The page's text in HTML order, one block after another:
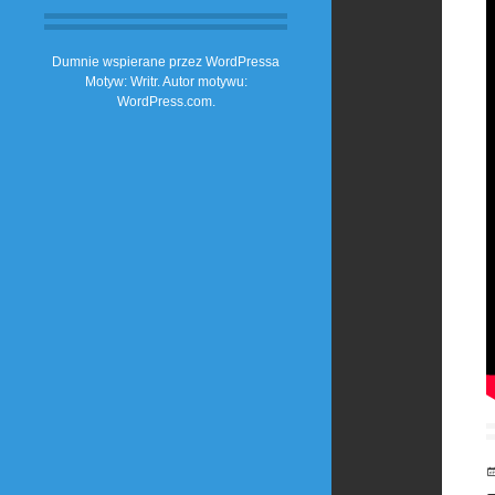
Dumnie wspierane przez WordPressa
Motyw: Writr. Autor motywu:
WordPress.com.